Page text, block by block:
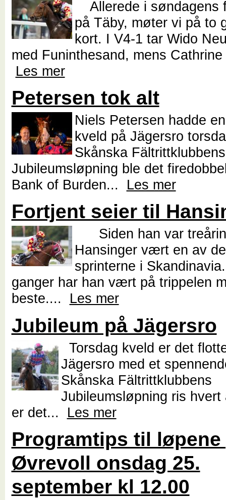
Allerede i søndagens
på Täby, møter vi på to
kort. I V4-1 tar Wido
med Funinthesand, mens
Les mer
Petersen tok alt
Niels Petersen hadde
kveld på Jägersro
Skånska Fältrittklubbens
Jubileumsløpning ble det
Bank of Burden... Les mer
Fortjent seier til
Siden han var
Hansinger vært en av
sprinterne i
ganger har han vært på trippelen
beste.... Les mer
Jubileum på Jägersro
Torsdag kveld er det
Jägersro med et
Skånska Fältrittklubbens
Jubileumsløpning ris hvert
er det... Les mer
Programtips til løpene
Øvrevoll onsdag 25.
september kl 12.00